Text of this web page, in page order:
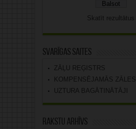
Skatīt rezultātus
Svarīgas saites
ZĀĻU REĢISTRS
KOMPENSĒJAMĀS ZĀLES
UZTURA BAGĀTINĀTĀJI
Rakstu arhīvs